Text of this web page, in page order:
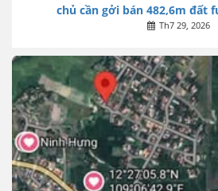
chủ cần gởi bán 482,6m đất
Th7 29, 2026